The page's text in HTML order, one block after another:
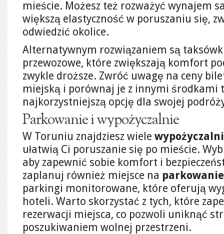
mieście. Możesz też rozważyć wynajem
większą elastyczność w poruszaniu się,
odwiedzić okolice.
Alternatywnym rozwiązaniem są
przewozowe, które zwiększają komfort
zwykle droższe. Zwróć uwagę na ceny
miejską i porównaj je z innymi środkami
najkorzystniejszą opcję dla swojej
Parkowanie i wypożyczalnie
W Toruniu znajdziesz wiele wypożyczalni
ułatwią Ci poruszanie się po mieście.
aby zapewnić sobie komfort i
zaplanuj również miejsce na parkowanie
parkingi monitorowane, które oferują
hoteli. Warto skorzystać z tych, które
rezerwacji miejsca, co pozwoli uniknąć
poszukiwaniem wolnej przestrzeni.